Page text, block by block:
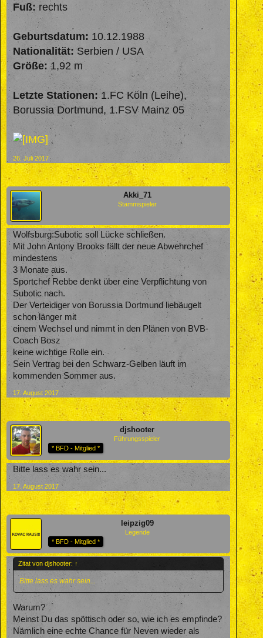
Fuß: rechts
Geburtsdatum: 10.12.1988
Nationalität: Serbien / USA
Größe: 1,92 m
Letzte Stationen:1.FC Köln (Leihe),
Borussia Dortmund, 1.FSV Mainz 05
26. Juli 2017
Akki_71
Stammspieler
Wolfsburg:Subotic soll Lücke schließen.
Mit John Antony Brooks fällt der neue Abwehrchef
mindestens
3 Monate aus.
Sportchef Rebbe denkt über eine Verpflichtung von
Subotic nach.
Der Verteidiger von Borussia Dortmund liebäugelt
schon länger mit
einem Wechsel und nimmt in den Plänen von BVB-
Coach Bosz
keine wichtige Rolle ein.
Sein Vertrag bei den Schwarz-Gelben läuft im
kommenden Sommer aus.
17. August 2017
djshooter
Führungsspieler
* BFD - Mitglied *
Bitte lass es wahr sein...
17. August 2017
leipzig09
Legende
* BFD - Mitglied *
Zitat von djshooter: ↑
Bitte lass es wahr sein...
Warum?
Meinst Du das spöttisch oder so, wie ich es empfinde?
Nämlich eine echte Chance für Neven wieder als